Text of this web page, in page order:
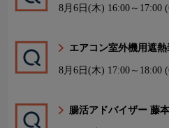
8月6日(木) 16:00～17:00
エアコン室外機用遮熱
8月6日(木) 17:00～18:00
腸活アドバイザー 藤